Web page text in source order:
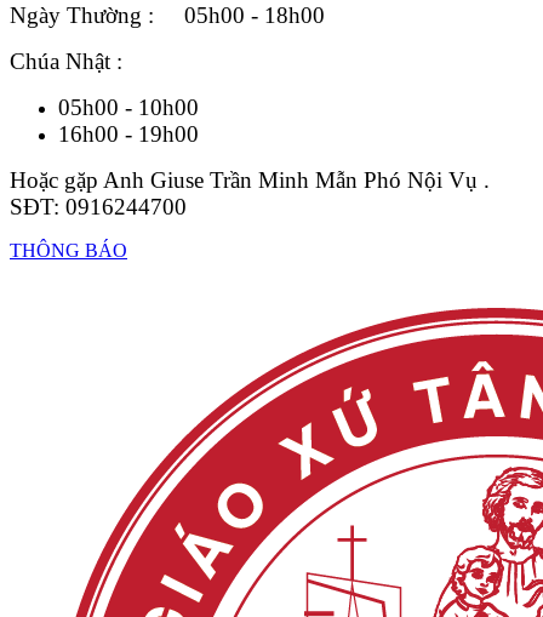
Ngày Thường : 05h00 - 18h00
Chúa Nhật :
05h00 - 10h00
16h00 - 19h00
Hoặc gặp Anh Giuse Trần Minh Mẫn Phó Nội Vụ .
SĐT: 0916244700
THÔNG BÁO